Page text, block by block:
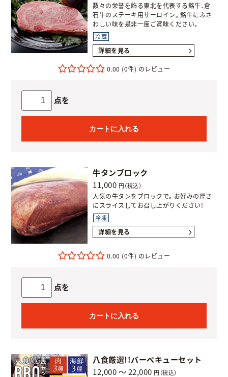
数々の栄誉を飾る東北を代表する銘牛、倉
石牛のステーキ用サーロイン。銘牛にふさ
わしい味を是非一度ご賞味ください。
冷蔵
詳細を見る
0.00 (0件)
点を
カートに入れる
牛タンブロック
11,000 円（税込）
人気の牛タンをブロックで。お好みの厚さ
にスライスしてお召し上がりください!
冷凍
詳細を見る
0.00 (0件)
点を
カートに入れる
八食厳選!!バーベキューセット
12,000 ～ 22,000 円（税込）